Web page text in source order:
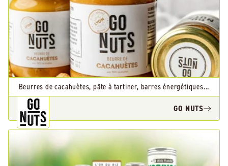
Beurres de cacahuètes, pâte à tartiner, barres énergétiques...
GO NUTS